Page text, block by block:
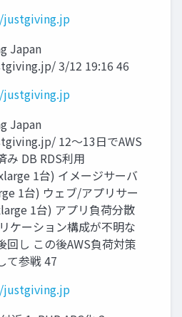
Japan
3/12 19:16 46
Japan
12〜13日でAWS
み DB RDS利用
1台) イメージサーバ
1台) ウェブ/アプリサー
1台) アプリ負荷分散
ケーション構成が不明な
回し この後AWS負荷対策
て参戦 47